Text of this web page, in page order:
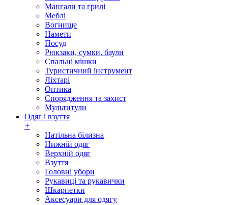
Мангали та грилі
Меблі
Вогнище
Намети
Посуд
Рюкзаки, сумки, баули
Спальні мішки
Туристичний інструмент
Ліхтарі
Оптика
Спорядження та захист
Мультитули
Одяг і взуття
+
Натільна білизна
Нижній одяг
Верхній одяг
Взуття
Головні убори
Рукавиці та рукавички
Шкарпетки
Аксесуари для одягу